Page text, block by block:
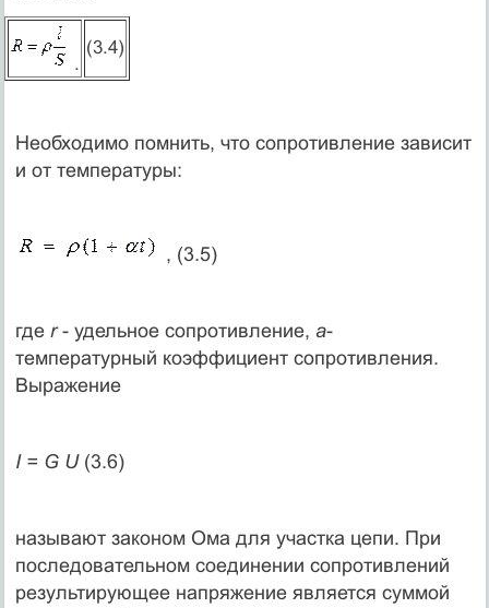
.
(3.4)
Необходимо помнить, что сопротивление зависит
и от температуры:
, (3.5)
где r- удельное сопротивление, a-
температурный коэффициент сопротивления.
Выражение
I = G U (3.6)
называют законом Ома для участка цепи. При
последовательном соединении сопротивлений
результирующее напряжение является суммой